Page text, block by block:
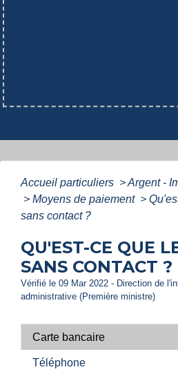
Accueil particuliers >Argent -
> Moyens de paiement >
sans contact ?
QU'EST-CE QUE
SANS CONTACT ?
Vérifié le 09 Mar 2022 - Direction de
administrative (Première ministre)
Carte bancaire
Téléphone